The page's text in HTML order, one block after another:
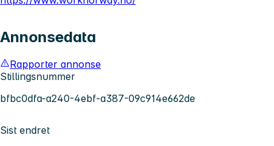
Annonsedata
Rapporter annonse
Stillingsnummer
bfbc0dfa-a240-4ebf-a387-09c914e662de
Sist endret